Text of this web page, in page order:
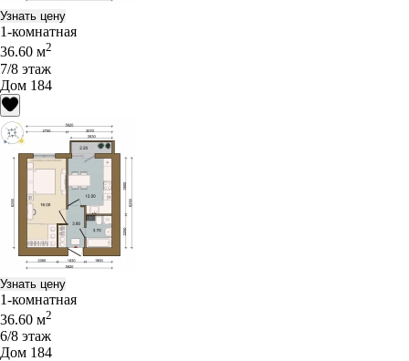
Узнать цену
1-комнатная
36.60 м2
7/8 этаж
Дом 184
Узнать цену
1-комнатная
36.60 м2
6/8 этаж
Дом 184